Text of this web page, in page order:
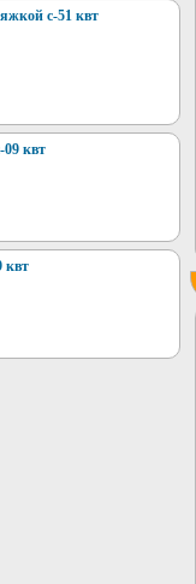
с-51 квт
квт
квт